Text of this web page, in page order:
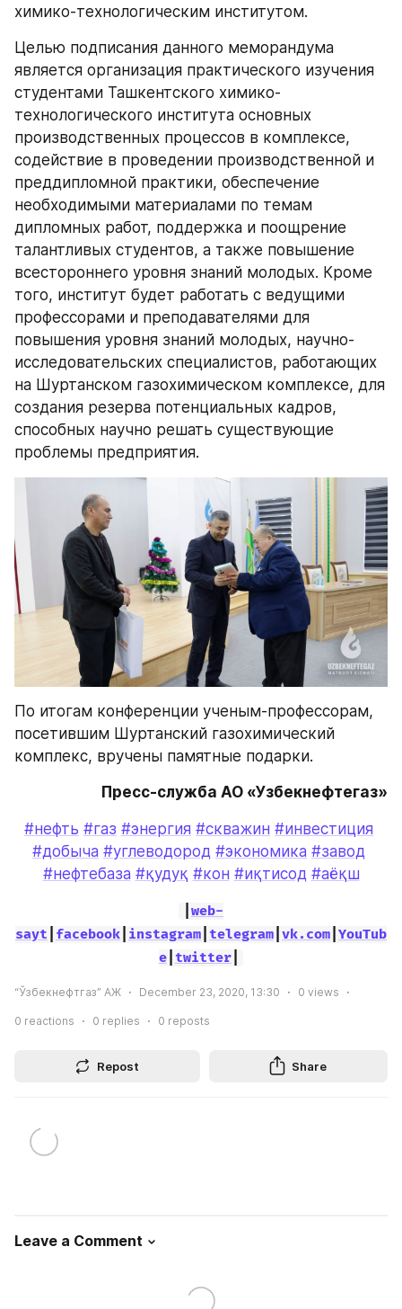
химико-технологическим институтом.
Целью подписания данного меморандума
является организация практического изучения
студентами Ташкентского химико-
технологического института основных
производственных процессов в комплексе,
содействие в проведении производственной и
преддипломной практики, обеспечение
необходимыми материалами по темам
дипломных работ, поддержка и поощрение
талантливых студентов, а также повышение
всестороннего уровня знаний молодых. Кроме
того, институт будет работать с ведущими
профессорами и преподавателями для
повышения уровня знаний молодых, научно-
исследовательских специалистов, работающих
на Шуртанском газохимическом комплексе, для
создания резерва потенциальных кадров,
способных научно решать существующие
проблемы предприятия.
По итогам конференции ученым-профессорам,
посетившим Шуртанский газохимический
комплекс, вручены памятные подарки.
Пресс-служба АО «Узбекнефтегаз»
#нефть #газ #энергия #скважин #инвестиция
#добыча #углеводород #экономика #завод
#нефтебаза #қудуқ #кон #иқтисод #аёқш
web-
sayt facebook instagram telegram vk.com YouTub
e| twitter|
“Ўзбекнефтгаз” АЖ December 23, 2020, 13:30 0 views
0 reactions 0 replies 0 reposts
Repost Share
Leave a Comment